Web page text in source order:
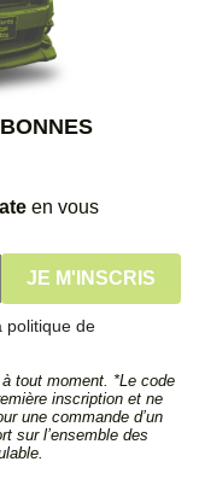
en vous
politique de
tout moment. *Le code
inscription et ne
une commande d’un
sur l’ensemble des